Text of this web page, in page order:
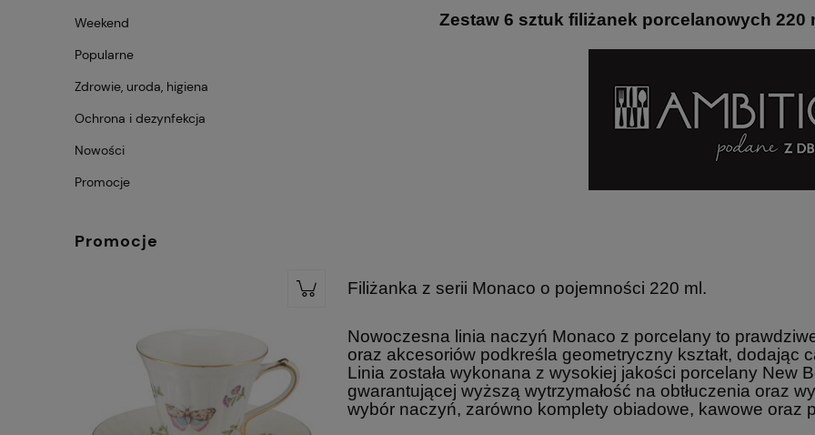
Weekend
Popularne
Zdrowie, uroda, higiena
Ochrona i dezynfekcja
Nowości
Promocje
Promocje
Zestaw 6 sztuk filiżanek porcelanowych
Filiżanka z serii Monaco o pojemności 220 ml.
Nowoczesna linia naczyń Monaco z porcelany to
oraz akcesoriów podkreśla geometryczny kształt, dodając
Linia została wykonana z wysokiej jakości porcelany New
gwarantującej wyższą wytrzymałość na obtłuczenia oraz
wybór naczyń, zarówno komplety obiadowe, kawowe oraz